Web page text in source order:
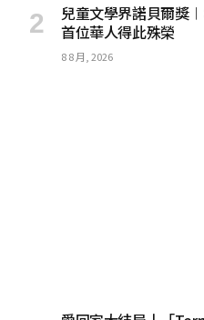
兒童文學界諾貝爾獎
首位華人得此殊榮
8 8 月, 2026